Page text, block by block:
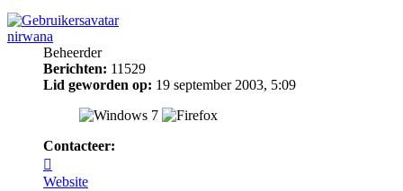
nirwana
Beheerder
Berichten: 11529
Lid geworden op: 19 september 2003, 5:09
Contacteer:
nirwana
Website